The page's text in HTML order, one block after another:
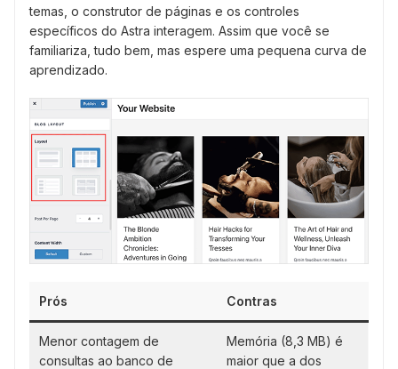
temas, o construtor de páginas e os controles
específicos do Astra interagem. Assim que você se
familiariza, tudo bem, mas espere uma pequena curva de
aprendizado.
Prós Contras
Menor contagem de
consultas ao banco de
Memória (8,3 MB) é
maior que a dos